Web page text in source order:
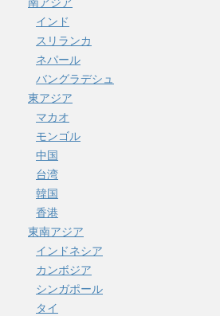
南アジア
インド
スリランカ
ネパール
バングラデシュ
東アジア
マカオ
モンゴル
中国
台湾
韓国
香港
東南アジア
インドネシア
カンボジア
シンガポール
タイ